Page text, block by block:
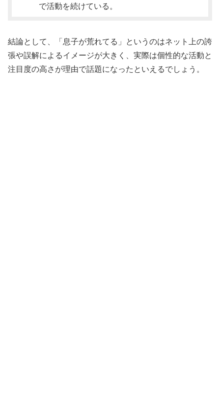
で活動を続けている。
結論として、「息子が荒れてる」というのはネット上の誇
張や誤解によるイメージが大きく、実際は個性的な活動と
注目度の高さが理由で話題になったといえるでしょう。